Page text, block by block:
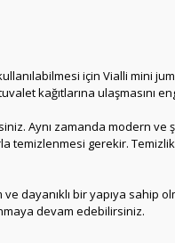
için Vialli mini
kağıtlarına ulaşmasını
Aynı zamanda modern ve
temizlenmesi gerekir.
dayanıklı bir yapıya sahip
devam edebilirsiniz.